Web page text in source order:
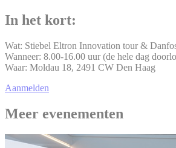
In het kort:
Wat: Stiebel Eltron Innovation tour &
Wanneer: 8.00-16.00 uur (de hele dag
Waar: Moldau 18, 2491 CW Den Haag
Aanmelden
Meer evenementen